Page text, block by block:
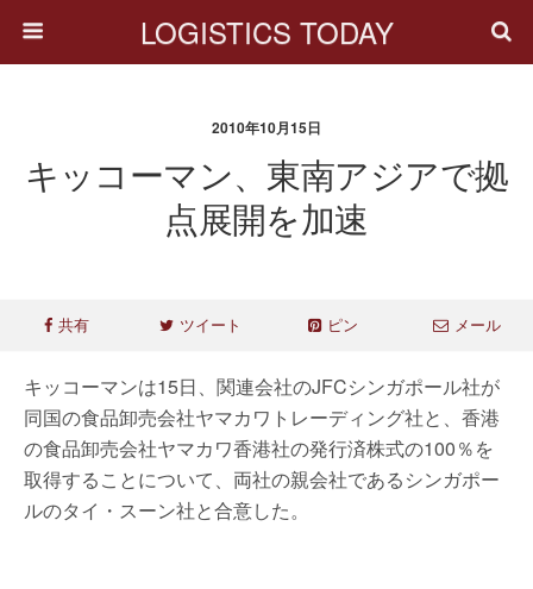
LOGISTICS TODAY
2010年10月15日
キッコーマン、東南アジアで拠
点展開を加速
共有 ツイート ピン メール
キッコーマンは15日、関連会社のJFCシンガポール社が
同国の食品卸売会社ヤマカワトレーディング社と、香港
の食品卸売会社ヤマカワ香港社の発行済株式の100％を
取得することについて、両社の親会社であるシンガポー
ルのタイ・スーン社と合意した。